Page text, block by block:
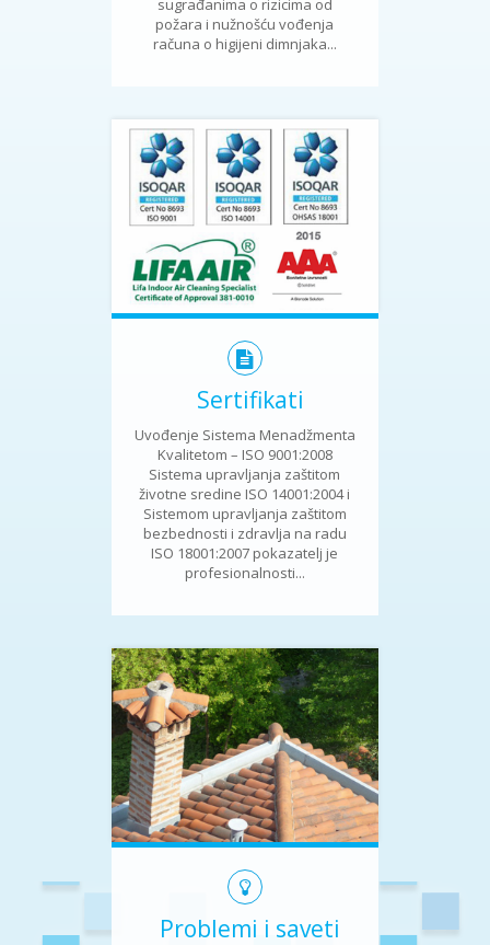
sugrađanima o rizicima od
požara i nužnošću vođenja
računa o higijeni dimnjaka...
Sertifikati
Uvođenje Sistema Menadžmenta
Kvalitetom – ISO 9001:2008
Sistema upravljanja zaštitom
životne sredine ISO 14001:2004 i
Sistemom upravljanja zaštitom
bezbednosti i zdravlja na radu
ISO 18001:2007 pokazatelj je
profesionalnosti...
Problemi i saveti